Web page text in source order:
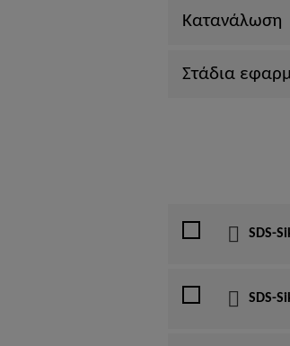
Κατανάλωση
Στάδια
SDS-
SDS-